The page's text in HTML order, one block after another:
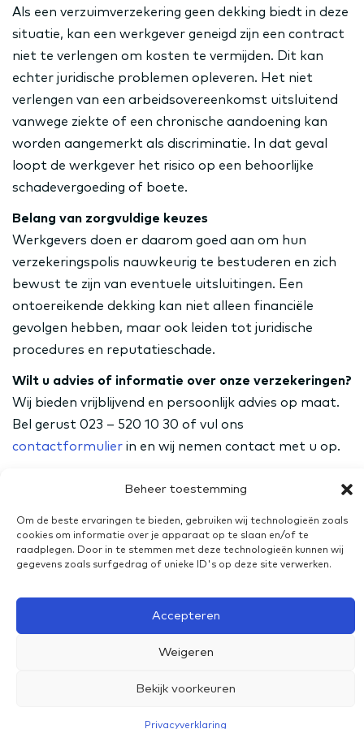
Beheer toestemming
Om de beste ervaringen te bieden, gebruiken wij technologieën zoals
cookies om informatie over je apparaat op te slaan en/of te
raadplegen. Door in te stemmen met deze technologieën kunnen wij
gegevens zoals surfgedrag of unieke ID's op deze site verwerken.
Accepteren
Weigeren
Bekijk voorkeuren
Privacyverklaring
Als een verzuimverzekering geen dekking biedt in deze
situatie, kan een werkgever geneigd zijn een contract
niet te verlengen om kosten te vermijden. Dit kan
echter juridische problemen opleveren. Het niet
verlengen van een arbeidsovereenkomst uitsluitend
vanwege ziekte of een chronische aandoening kan
worden aangemerkt als discriminatie. In dat geval
loopt de werkgever het risico op een behoorlijke
schadevergoeding of boete.
Belang van zorgvuldige keuzes
Werkgevers doen er daarom goed aan om hun
verzekeringspolis nauwkeurig te bestuderen en zich
bewust te zijn van eventuele uitsluitingen. Een
ontoereikende dekking kan niet alleen financiële
gevolgen hebben, maar ook leiden tot juridische
procedures en reputatieschade.
Wilt u advies of informatie over onze verzekeringen?
Wij bieden vrijblijvend en persoonlijk advies op maat.
Bel gerust 023 – 520 10 30 of vul ons
contactformulier in en wij nemen contact met u op.
Deel dit artikel via:
Privacyverklaring